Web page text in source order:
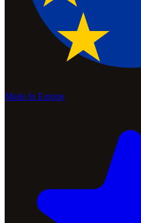
Made In Europe